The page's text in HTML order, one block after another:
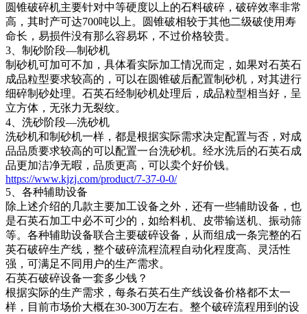
圆锥破碎机主要针对中等硬度以上的石料破碎，破碎效率非常
高，其时产可达700吨以上。圆锥破相较于其他二级破使用寿
命长，易损件没有那么容易坏，不过价格较贵。
3、制砂阶段—制砂机
制砂机可加可不加，具体看实际加工情况而定，如果对石英石
成品粒型要求较高的，可以在圆锥破后配置制砂机，对其进行
细碎制砂处理。石英石经制砂机处理后，成品粒型相当好，呈
立方体，无张力无裂纹。
4、洗砂阶段—洗砂机
洗砂机和制砂机一样，都是根据实际需求决定配置与否，对成
品品质要求较高的可以配置一台洗砂机。经水洗后的石英石成
品更加洁净无暇，品质更高，可以卖个好价钱。
https://www.kjzj.com/product/7-37-0-0/
5、各种辅助设备
除上述介绍的几款主要加工设备之外，还有一些辅助设备，也
是石英石加工中必不可少的，如给料机、皮带输送机、振动筛
等。各种辅助设备联合主要破碎设备，从而组成一条完整的石
英石破碎生产线，整个破碎流程流程自动化程度高、灵活性
强，可满足不同用户的生产需求。
石英石破碎设备一套多少钱？
根据实际的生产需求，每条石英石生产线设备价格都不太一
样，目前市场价大概在30-300万左右。整个破碎流程用到的设